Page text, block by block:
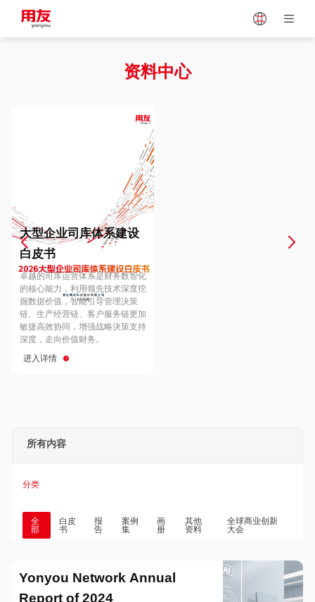
Vietnam
Europe
Hungary
Hong Kong
资料中心
大型企业司库体系建设
白皮书
卓越的司库运营体系是财务数智化
的核心能力，利用领先技术深度挖
掘数据价值，智能引导管理决策
链、生产经营链、客户服务链更加
敏捷高效协同，增强战略決策支持
深度，走向价值财务。
进入详情
所有内容
分类
全
部
白皮
书
报
告
案例
集
画
册
其他
资料
全球商业创新
大会
Yonyou Network Annual
Report of 2024